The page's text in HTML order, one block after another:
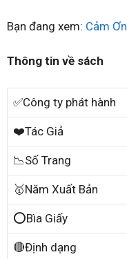
Bạn đang xem: Cảm
Thông tin về sách
✅Công ty phát hành
❤️Tác Giả
📉Số Trang
🥇Năm Xuất Bản
⭕Bìa Giấy
🔴Định dạng